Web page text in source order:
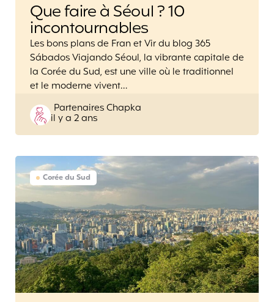
Que faire à Séoul ? 10
incontournables
Les bons plans de Fran et Vir du blog 365
Sábados Viajando Séoul, la vibrante capitale de
la Corée du Sud, est une ville où le traditionnel
et le moderne vivent…
Posted
by
Partenaires Chapka
il y a 2 ans
Corée du Sud